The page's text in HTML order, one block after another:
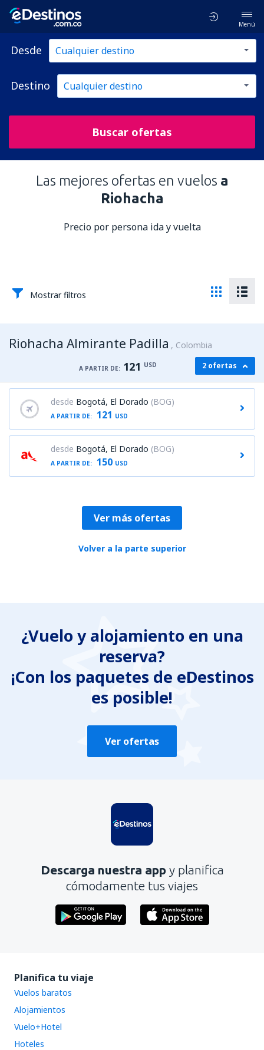
Menú
Desde
Destino
Buscar ofertas
Las mejores ofertas en vuelos a
Riohacha
Precio por persona ida y vuelta
Mostrar filtros
Riohacha Almirante Padilla Colombia
A PARTIR DE: 121 USD 2 ofertas
desde Bogotá, El Dorado (BOG)
A PARTIR DE: 121 USD
desde Bogotá, El Dorado (BOG)
A PARTIR DE: 150 USD
Ver más ofertas
Volver a la parte superior
¿Vuelo y alojamiento en una
reserva?
¡Con los paquetes de eDestinos
es posible!
Ver ofertas
Descarga nuestra app y planifica
cómodamente tus viajes
Planifica tu viaje
Vuelos baratos
Alojamientos
Vuelo+Hotel
Hoteles